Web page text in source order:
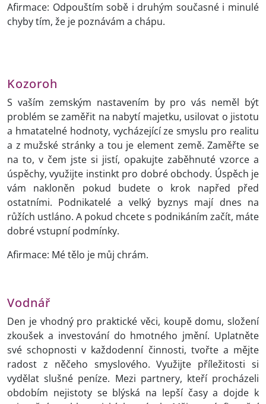
Afirmace: Odpouštím sobě i druhým současné i minulé
chyby tím, že je poznávám a chápu.
Kozoroh
S vaším zemským nastavením by pro vás neměl být
problém se zaměřit na nabytí majetku, usilovat o jistotu
a hmatatelné hodnoty, vycházející ze smyslu pro realitu
a z mužské stránky a tou je element země. Zaměřte se
na to, v čem jste si jistí, opakujte zaběhnuté vzorce a
úspěchy, využijte instinkt pro dobré obchody. Úspěch je
vám nakloněn pokud budete o krok napřed před
ostatními. Podnikatelé a velký byznys mají dnes na
růžích ustláno. A pokud chcete s podnikáním začít, máte
dobré vstupní podmínky.
Afirmace: Mé tělo je můj chrám.
Vodnář
Den je vhodný pro praktické věci, koupě domu, složení
zkoušek a investování do hmotného jmění. Uplatněte
své schopnosti v každodenní činnosti, tvořte a mějte
radost z něčeho smyslového. Využijte příležitosti si
vydělat slušné peníze. Mezi partnery, kteří procházeli
obdobím nejistoty se blýská na lepší časy a dojde k